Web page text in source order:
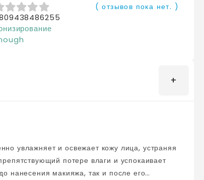
5
( отзывов пока нет. )
потере влаги и успокаивает